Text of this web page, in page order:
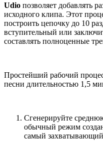
Udio позволяет добавлять
исходного клипа. Этот
построить цепочку до 10
вступительный или
составлять полноценные
Простейший рабочий
песни длительностью 1,5
Сгенерируйте
обычный режим
самый захватывающий